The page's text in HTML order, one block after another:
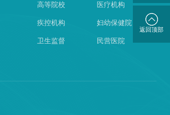
高等院校 医疗机构
疾控机构 妇幼保健院
卫生监督 民营医院
返回顶部